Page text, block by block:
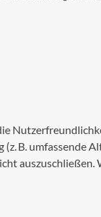
B. umfassende